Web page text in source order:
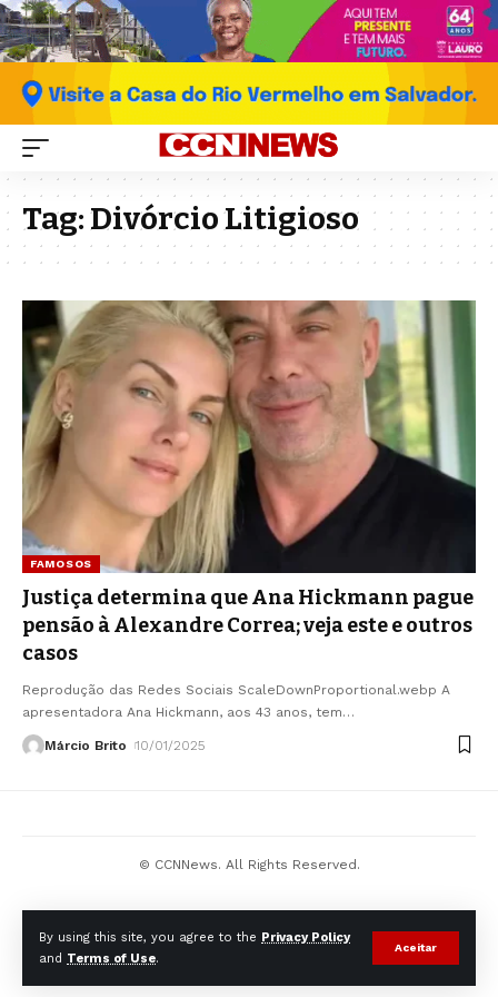
By using this site, you agree to the Privacy Policy
and Terms of Use.
Aceitar
Tag:Divórcio Litigioso
FAMOSOS
Justiça determina que Ana Hickmann pague
pensão à Alexandre Correa; veja este e outros
casos
Reprodução das Redes Sociais ScaleDownProportional.webp A
apresentadora Ana Hickmann, aos 43 anos, tem…
Márcio Brito 10/01/2025
© CCNNews. All Rights Reserved.